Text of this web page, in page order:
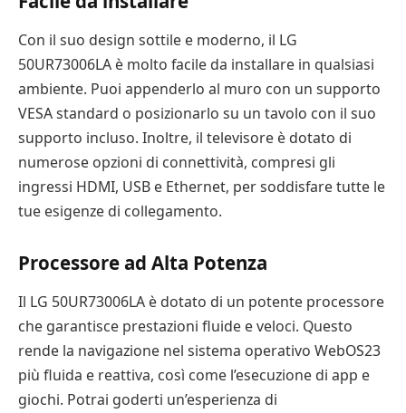
Con il suo design sottile e moderno, il LG
50UR73006LA è molto facile da installare in qualsiasi
ambiente. Puoi appenderlo al muro con un supporto
VESA standard o posizionarlo su un tavolo con il suo
supporto incluso. Inoltre, il televisore è dotato di
numerose opzioni di connettività, compresi gli
ingressi HDMI, USB e Ethernet, per soddisfare tutte le
tue esigenze di collegamento.
Processore ad Alta Potenza
Il LG 50UR73006LA è dotato di un potente processore
che garantisce prestazioni fluide e veloci. Questo
rende la navigazione nel sistema operativo WebOS23
più fluida e reattiva, così come l’esecuzione di app e
giochi. Potrai goderti un’esperienza di